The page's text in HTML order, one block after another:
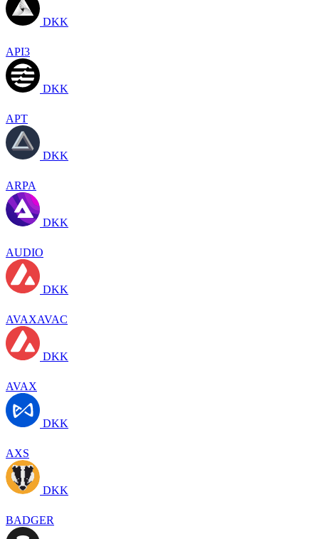
DKK
API3
DKK
APT
DKK
ARPA
DKK
AUDIO
DKK
AVAXAVAC
DKK
AVAX
DKK
AXS
DKK
BADGER